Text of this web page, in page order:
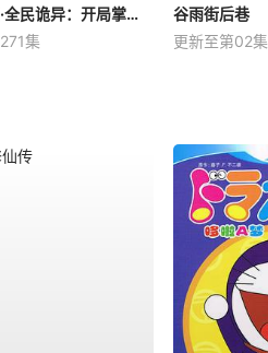
动态漫画·全民诡异：开局掌握零元购
集
谷雨街后巷
更新至第02集